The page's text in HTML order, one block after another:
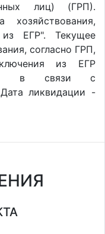
лиц) (ГРП).
хозяйствования,
ЕГР". Текущее
согласно ГРП,
из ЕГР
в связи с
ликвидации -